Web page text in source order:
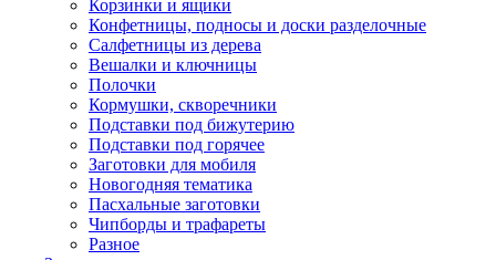
Корзинки и ящики
Конфетницы, подносы и доски разделочные
Салфетницы из дерева
Вешалки и ключницы
Полочки
Кормушки, скворечники
Подставки под бижутерию
Подставки под горячее
Заготовки для мобиля
Новогодняя тематика
Пасхальные заготовки
Чипборды и трафареты
Разное